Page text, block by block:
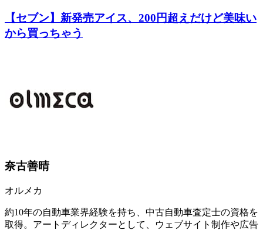
【セブン】新発売アイス、200円超えだけど美味い
から買っちゃう
奈古善晴
オルメカ
約10年の自動車業界経験を持ち、中古自動車査定士の資格を
取得。アートディレクターとして、ウェブサイト制作や広告